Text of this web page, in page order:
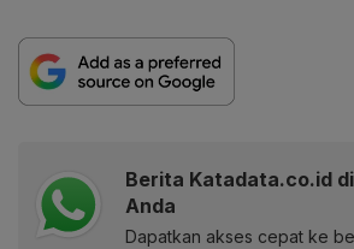
Berita Katadata.co.id
Anda
Dapatkan akses cepat ke